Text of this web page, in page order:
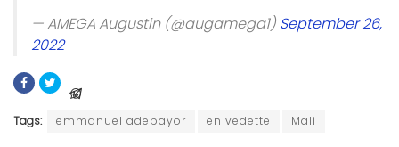
— AMEGA Augustin (@augamega1) September 26,
2022
Tags: emmanuel adebayor en vedette Mali